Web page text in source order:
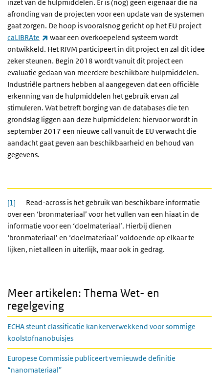
inzet van de hulpmiddelen. Er is (nog) geen eigenaar die na
afronding van de projecten voor een update van de systemen
gaat zorgen. De hoop is vooralsnog gericht op het EU project
caLIBRAte
(externe link)
waar een overkoepelend systeem wordt
ontwikkeld. Het RIVM participeert in dit project en zal dit idee
zeker steunen. Begin 2018 wordt vanuit dit project een
evaluatie gedaan van meerdere beschikbare hulpmiddelen.
Industriële partners hebben al aangegeven dat een officiële
erkenning van de hulpmiddelen het gebruik ervan zal
stimuleren. Wat betreft borging van de databases die ten
grondslag liggen aan deze hulpmiddelen: hiervoor wordt in
september 2017 een nieuwe call vanuit de EU verwacht die
aandacht gaat geven aan beschikbaarheid en behoud van
gegevens.
[1] Read-across is het gebruik van beschikbare informatie
over een ‘bronmateriaal’ voor het vullen van een hiaat in de
informatie voor een ‘doelmateriaal’. Hierbij dienen
‘bronmateriaal’ en ‘doelmateriaal’ voldoende op elkaar te
lijken, niet alleen in uiterlijk, maar ook in gedrag.
Meer artikelen: Thema Wet- en
regelgeving
ECHA steunt classificatie kankerverwekkend voor sommige
koolstofnanobuisjes
Europese Commissie publiceert vernieuwde definitie
“nanomateriaal”